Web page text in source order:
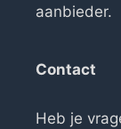
aanbieder.
Contact
Heb je